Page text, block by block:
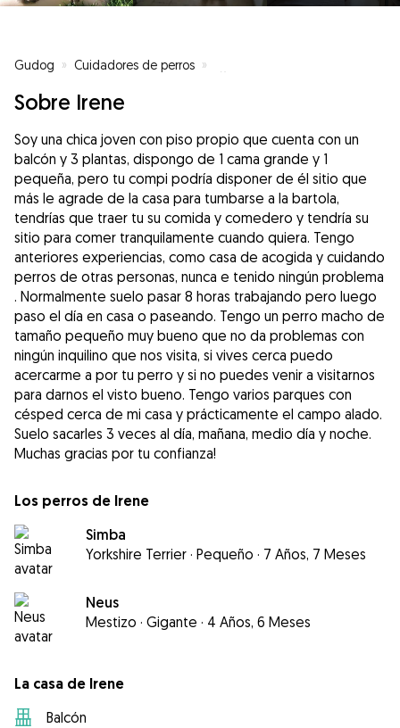
Gudog » Cuidadores de perros »
Sobre Irene
Soy una chica joven con piso propio que cuenta con un
balcón y 3 plantas, dispongo de 1 cama grande y 1
pequeña, pero tu compi podría disponer de él sitio que
más le agrade de la casa para tumbarse a la bartola,
tendrías que traer tu su comida y comedero y tendría su
sitio para comer tranquilamente cuando quiera. Tengo
anteriores experiencias, como casa de acogida y cuidando
perros de otras personas, nunca e tenido ningún problema
. Normalmente suelo pasar 8 horas trabajando pero luego
paso el día en casa o paseando. Tengo un perro macho de
tamaño pequeño muy bueno que no da problemas con
ningún inquilino que nos visita, si vives cerca puedo
acercarme a por tu perro y si no puedes venir a visitarnos
para darnos el visto bueno. Tengo varios parques con
césped cerca de mi casa y prácticamente el campo alado.
Suelo sacarles 3 veces al día, mañana, medio día y noche.
Muchas gracias por tu confianza!
Los perros de Irene
Simba
Yorkshire Terrier · Pequeño · 7 Años, 7 Meses
Neus
Mestizo · Gigante · 4 Años, 6 Meses
La casa de Irene
Balcón